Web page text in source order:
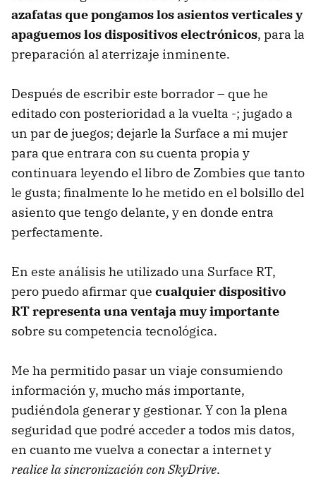
azafatas que pongamos los asientos verticales y
apaguemos los dispositivos electrónicos, para la
preparación al aterrizaje inminente.
Después de escribir este borrador – que he
editado con posterioridad a la vuelta -; jugado a
un par de juegos; dejarle la Surface a mi mujer
para que entrara con su cuenta propia y
continuara leyendo el libro de Zombies que tanto
le gusta; finalmente lo he metido en el bolsillo del
asiento que tengo delante, y en donde entra
perfectamente.
En este análisis he utilizado una Surface RT,
pero puedo afirmar que cualquier dispositivo
RT representa una ventaja muy importante
sobre su competencia tecnológica.
Me ha permitido pasar un viaje consumiendo
información y, mucho más importante,
pudiéndola generar y gestionar. Y con la plena
seguridad que podré acceder a todos mis datos,
en cuanto me vuelva a conectar a internet y
realice la sincronización con SkyDrive.